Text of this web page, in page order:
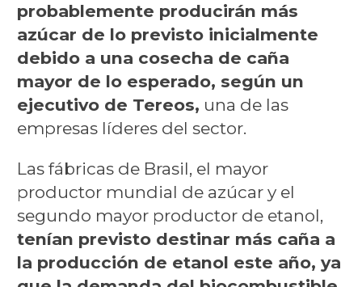
probablemente producirán más
azúcar de lo previsto inicialmente
debido a una cosecha de caña
mayor de lo esperado, según un
ejecutivo de Tereos, una de las
empresas líderes del sector.
Las fábricas de Brasil, el mayor
productor mundial de azúcar y el
segundo mayor productor de etanol,
tenían previsto destinar más caña a
la producción de etanol este año, ya